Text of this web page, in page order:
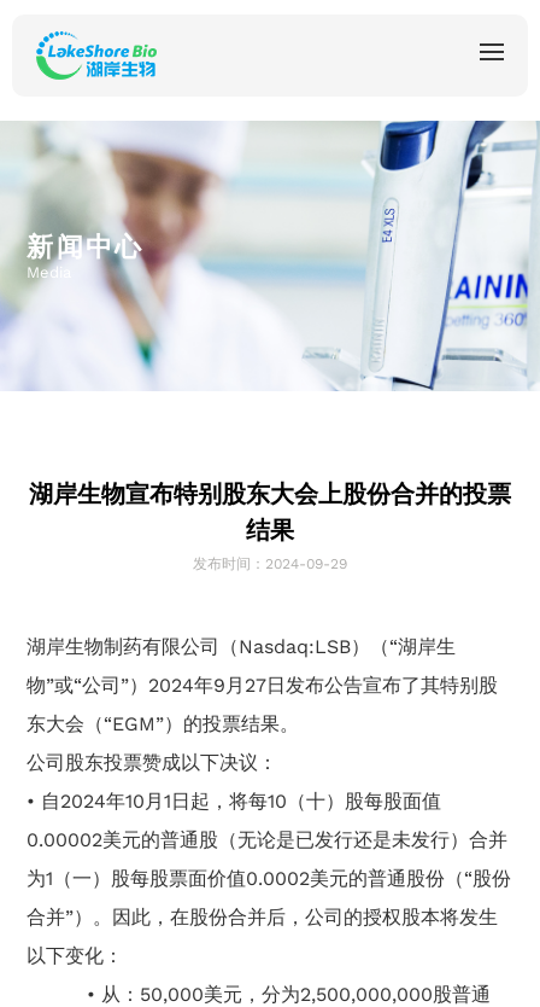
新闻中心
Media
湖岸生物宣布特别股东大会上股份合并的投票
结果
发布时间：2024-09-29
湖岸生物制药有限公司（Nasdaq:LSB）（“湖岸生
物”或“公司”）2024年9月27日发布公告宣布了其特别股
东大会（“EGM”）的投票结果。
公司股东投票赞成以下决议：
• 自2024年10月1日起，将每10（十）股每股面值
0.00002美元的普通股（无论是已发行还是未发行）合并
为1（一）股每股票面价值0.0002美元的普通股份（“股份
合并”）。因此，在股份合并后，公司的授权股本将发生
以下变化：
• 从：50,000美元，分为2,500,000,000股普通